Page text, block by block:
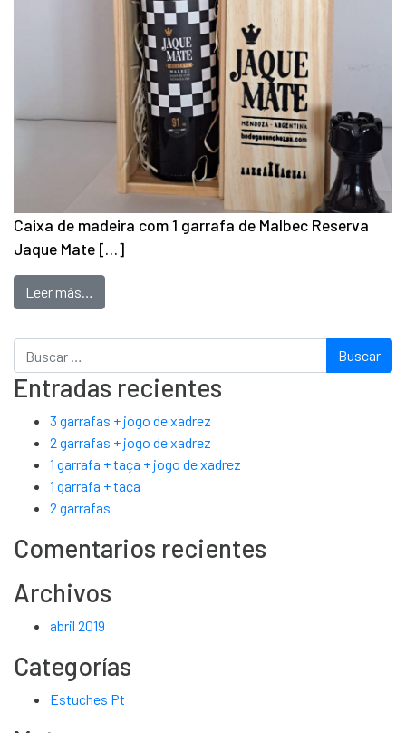
Caixa de madeira com 1 garrafa de Malbec Reserva
Jaque Mate […]
Leer más…
Buscar
Entradas recientes
3 garrafas + jogo de xadrez
2 garrafas + jogo de xadrez
1 garrafa + taça + jogo de xadrez
1 garrafa + taça
2 garrafas
Comentarios recientes
Archivos
abril 2019
Categorías
Estuches Pt